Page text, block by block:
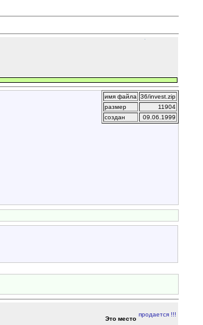
имя файла
36/invest.zip
размер
11904
создан
09.06.1999
Это место